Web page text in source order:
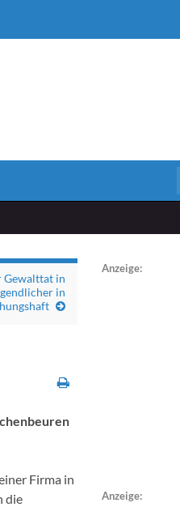
Gewalttat in
in
Firma in
die
Anzeige:
Anzeige: